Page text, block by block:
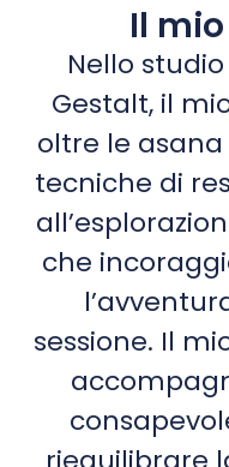
Il
Nello
Gestalt, il
oltre le asana
tecniche di
che
sessione. Il